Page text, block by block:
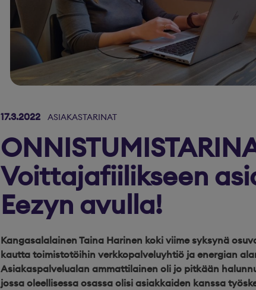
17.3.2022 ASIAKASTARINAT
Voittajafiilikseen
Eezyn avulla!
Kangasalalainen Taina Harinen koki viime syksynä
kautta toimistotöihin verkkopalveluyhtiö ja energian
Asiakaspalvelualan ammattilainen oli jo pitkään
jossa oleellisessa osassa olisi asiakkaiden kanssa